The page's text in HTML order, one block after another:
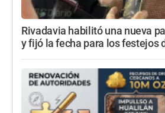
Rivadavia habilitó una nueva
y fijó la fecha para los festejos